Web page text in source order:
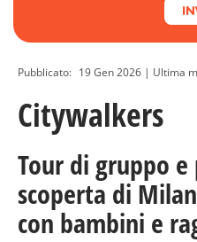
Pubblicato: 19 Gen 2026 | Ultima
Citywalkers
Tour di gruppo
scoperta di
con bambini e